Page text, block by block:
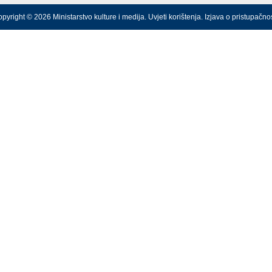
© 2026 Ministarstvo kulture i medija. Uvjeti korištenja. Izjava o